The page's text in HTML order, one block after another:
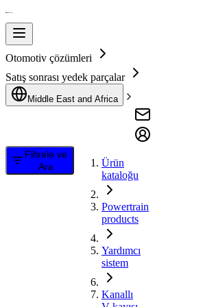
Otomotiv çözümleri
Satış sonrası yedek parçalar
Middle East and Africa
Filtrele ve
Ara
Ürün
kataloğu
Powertrain
products
Yardımcı
sistem
Kanallı